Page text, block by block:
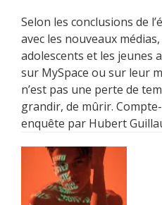
Selon les conclusions de
avec les nouveaux
adolescents et les jeunes
sur MySpace ou sur leur
n’est pas une perte de
grandir, de mûrir.
enquête par Hubert